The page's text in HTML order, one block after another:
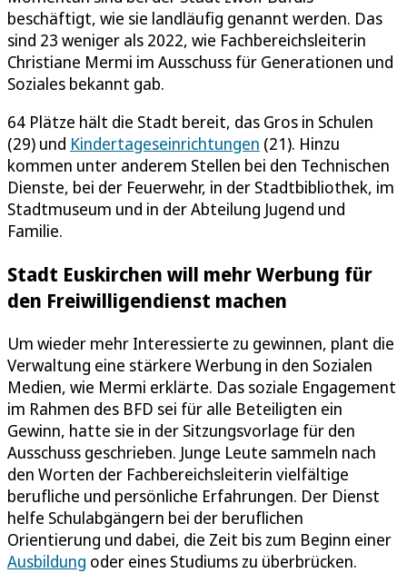
beschäftigt, wie sie landläufig genannt werden. Das
sind 23 weniger als 2022, wie Fachbereichsleiterin
Christiane Mermi im Ausschuss für Generationen und
Soziales bekannt gab.
64 Plätze hält die Stadt bereit, das Gros in Schulen
(29) und Kindertageseinrichtungen (21). Hinzu
kommen unter anderem Stellen bei den Technischen
Dienste, bei der Feuerwehr, in der Stadtbibliothek, im
Stadtmuseum und in der Abteilung Jugend und
Familie.
Stadt Euskirchen will mehr Werbung für
den Freiwilligendienst machen
Um wieder mehr Interessierte zu gewinnen, plant die
Verwaltung eine stärkere Werbung in den Sozialen
Medien, wie Mermi erklärte. Das soziale Engagement
im Rahmen des BFD sei für alle Beteiligten ein
Gewinn, hatte sie in der Sitzungsvorlage für den
Ausschuss geschrieben. Junge Leute sammeln nach
den Worten der Fachbereichsleiterin vielfältige
berufliche und persönliche Erfahrungen. Der Dienst
helfe Schulabgängern bei der beruflichen
Orientierung und dabei, die Zeit bis zum Beginn einer
Ausbildung oder eines Studiums zu überbrücken.